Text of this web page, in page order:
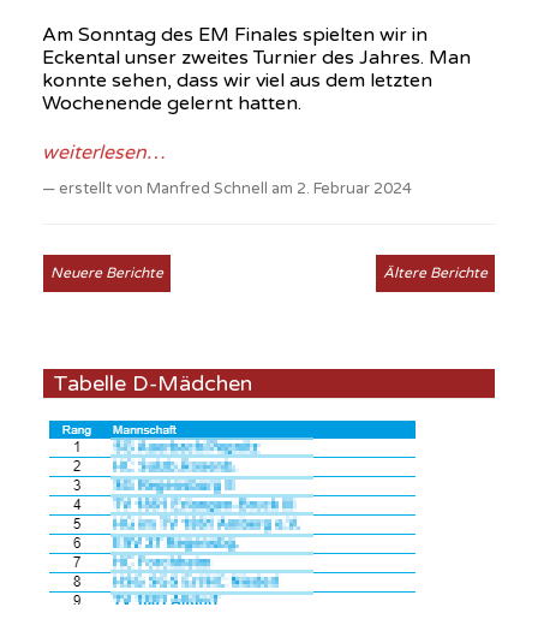
Am Sonntag des EM Finales spielten wir in
Eckental unser zweites Turnier des Jahres. Man
konnte sehen, dass wir viel aus dem letzten
Wochenende gelernt hatten.
weiterlesen…
erstellt von Manfred Schnell am 2. Februar 2024
Ältere Berichte
Neuere Berichte
Tabelle D-Mädchen